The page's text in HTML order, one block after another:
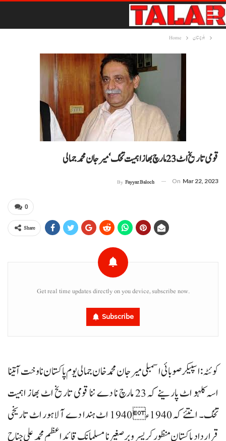
Home بلوچستان
قومی تاریخ اٹ 23 مارچ بھاز اہمیت تخک‘ میر جان محمد جمالی
By Fayyaz Baloch On Mar 22, 2023
0
Share
Get real time updates directly on you device, subscribe now.
Subscribe
کوئٹہ: اسپیکرصوبائی اسمبلی میرجان محمد خان جمالی یوم پاکستان نا وخت آ تینا
اسہ کلہو اٹ پارینے کہ 23 مارچ نا دے ننا قومی تاریخ اٹ بھاز اہمیت
تخک۔ انتئے کہ 1940ء 1940 اٹ ہندا دے آ لاہور اٹ تاریخی
قرار داد پاکستان منظور کریسر و برصغیر نا مسلمانک قائد اعظم محمد علی جناح